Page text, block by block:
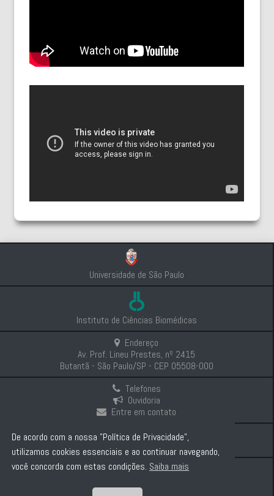
Universidade de São Paulo
Instituto de Ciências Biomédicas
Endereço
Av. Prof. Lineu Prestes, nº 2415
Butantã - São Paulo/SP - CEP 05508-000
Telefones
Ouvidoria
Entre em contato
Intranet
Comunicação e Imprensa
Politica de Privacidade
De acordo com a nossa "Política de Privacidade",
utilizamos cookies essenciais e ao continuar navegando,
você concorda com estas condições. Saiba mais